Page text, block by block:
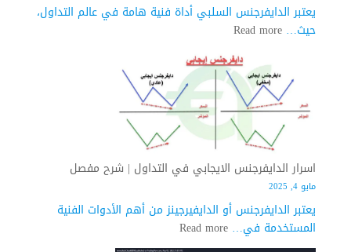
يعتبر الدايفرجنس السلبي أداة فنية هامة في عالم التداول،
حيث… Read more
:
الدايفرجنس
السلبي
في
التداول
|
شرح
مبسط
اسرار الدايفرجنس الايجابي في التداول | شرح مفصل
مايو 4, 2025
يعتبر الدايفرجنس أو الدايفيرجينز من أهم الأدوات الفنية
المستخدمة في… Read more
:
اسرار